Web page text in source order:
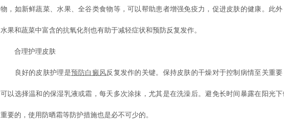
物，如新鲜蔬菜、水果、全谷类食物等，可以帮助患者增强免疫力，促进皮肤的健康。此
水果和蔬菜中富含的抗氧化剂也有助于减轻症状和预防反复发作。
合理护理皮肤
良好的皮肤护理是预防白癜风反复发作的关键。保持皮肤的干燥对于控制病情至关重
可以选择温和的保湿乳液或霜，每天多次涂抹，尤其是在洗澡后。避免长时间暴露在阳光下
重要的，使用防晒霜等防护措施也是必不可少的。